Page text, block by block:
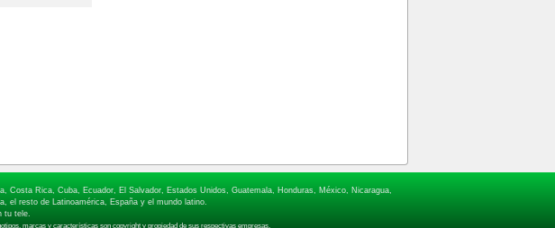
Costa Rica, Cuba, Ecuador, El Salvador, Estados Unidos, Guatemala, Honduras, México, Nicaragua,
el resto de Latinoamérica, España y el mundo latino.
tu tele.